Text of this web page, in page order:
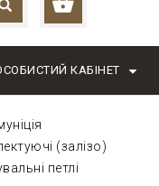
КАБІНЕТ
(залізо)
петлі